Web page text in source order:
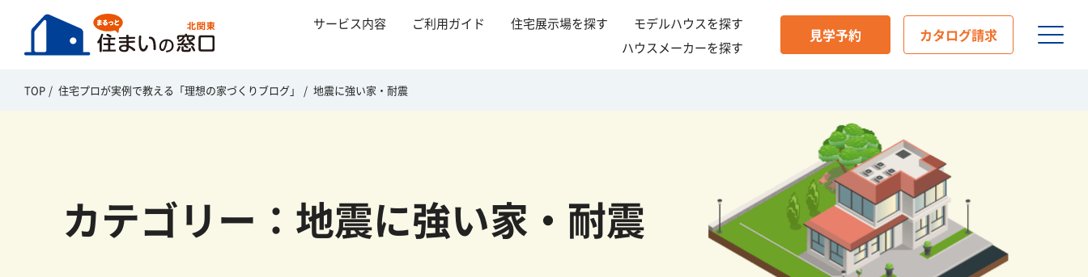
サービス内容 ご利用ガイド 住宅展示場を探す
モデルハウスを探す
ハウスメーカーを探す
見学予約 カタログ請求
TOP 住宅プロが実例で教える「理想の家づくりブログ」 地震に強い家・耐震
カテゴリー：地震に強い家・耐震